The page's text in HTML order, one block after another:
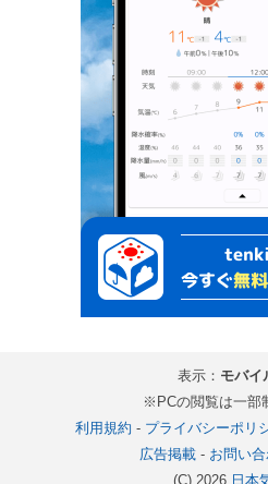
表示： モバイ
※PCの閲覧は一部
利用規約 - プライバシーポリ
広告掲載- お問い
(C) 2026 日本